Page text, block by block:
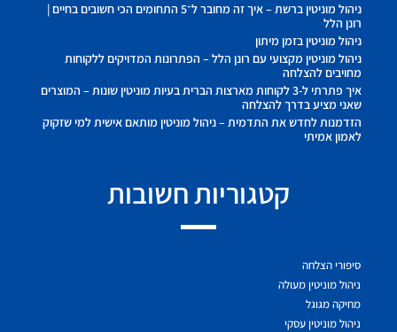
ניהול מוניטין ברשת – איך זה מחובר ל־5 התחומים הכי חשובים בחיים |
רונן הלל
ניהול מוניטין בזמן מיתון
ניהול מוניטין מקצועי עם רונן הלל – הפתרונות המדויקים ללקוחות
מחויבים להצלחה
איך פתרתי ל-3 לקוחות מארצות הברית בעיות מוניטין שונות – המוצרים
שאני מציע בדרך להצלחה
הזדמנות לחדש את התדמית – ניהול מוניטין מותאם אישית למי שזקוק
לאמון אמיתי
קטגוריות חשובות
סיפורי הצלחה
ניהול מוניטין מעולה
מחיקה מגוגל
ניהול מוניטין עסקי